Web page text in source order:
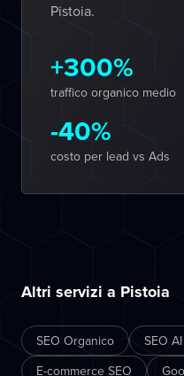
Pistoia.
+300%
traffico organico medio
-40%
costo per lead vs Ads
Altri servizi a Pistoia
SEO Organico SEO
E-commerce SEO